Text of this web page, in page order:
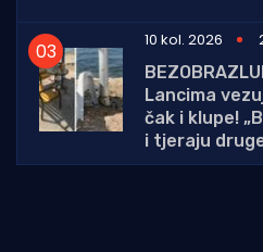
10 kol. 2026
Lancima
čak i klupe!
i tjeraju